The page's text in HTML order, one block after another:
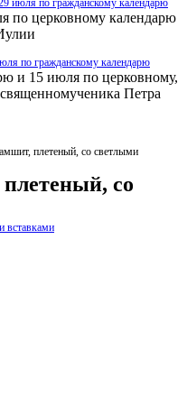
июля по гражданскому календарю
по церковному календарю
по гражданскому календарю
и 15 июля по церковному,
Петра
плетеный, со светлыми
со